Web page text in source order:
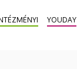
YOUDAY